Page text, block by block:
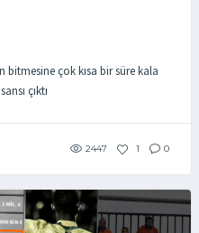
çok kısa bir süre kala
çıktı
2447 1 0